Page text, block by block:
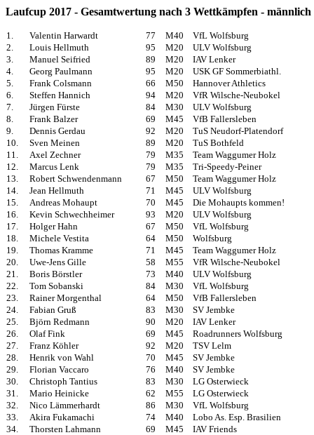
Laufcup 2017 - Gesamtwertung nach 3 Wettkämpfen - männlich
1. Valentin Harwardt 77 M40
VfL Wolfsburg
2.
Louis Hellmuth 95 M20
ULV Wolfsburg
3.
Manuel Seifried 89 M20
IAV Lenker
4.
Georg Paulmann 95 M20
USK GF Sommerbiathl.
5.
Frank Colsmann 66 M50
Hannover Athletics
6.
Steffen Hannich 94 M20
VfR Wilsche-Neubokel
7.
Jürgen Fürste 84 M30
ULV Wolfsburg
8.
Frank Balzer 69 M45
VfB Fallersleben
9.
Dennis Gerdau 92 M20
TuS Neudorf-Platendorf
10.
Sven Meinen 89 M20
TuS Bothfeld
11.
Axel Zechner 79 M35
Team Waggumer Holz
12.
Marcus Lenk 79 M35
Tri-Speedy-Peiner
13.
Robert Schwendenmann 67 M50
Team Waggumer Holz
14.
Jean Hellmuth 71 M45
ULV Wolfsburg
15.
Andreas Mohaupt 70 M45
Die Mohaupts kommen!
16.
Kevin Schwechheimer 93 M20
ULV Wolfsburg
17.
Holger Hahn 67 M50
VfL Wolfsburg
18.
Michele Vestita 64 M50
Wolfsburg
19.
Thomas Kramme 71 M45
Team Waggumer Holz
20.
Uwe-Jens Gille 58 M55
VfR Wilsche-Neubokel
21.
Boris Börstler 73 M40
ULV Wolfsburg
22.
Tom Sobanski 84 M30
VfL Wolfsburg
23.
Rainer Morgenthal 64 M50
VfB Fallersleben
24.
Fabian Gruß 83 M30
SV Jembke
25.
Björn Redmann 90 M20
IAV Lenker
26.
Olaf Fink 69 M45
Roadrunners Wolfsburg
27.
Franz Köhler 92 M20
TSV Lelm
28.
Henrik von Wahl 70 M45
SV Jembke
29.
Florian Vaccaro 76 M40
SV Jembke
30.
Christoph Tantius 83 M30
LG Osterwieck
31.
Mario Heinicke 62 M55
LG Osterwieck
32.
Nico Lämmerhardt 86 M30
VfL Wolfsburg
33.
Akira Fukamachi 74 M40
Lobo As. Esp. Brasilien
34.
Thorsten Lahmann 69 M45
IAV Friends